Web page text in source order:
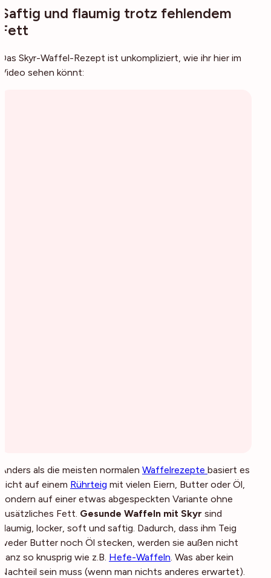
Saftig und flaumig trotz fehlendem
Fett
Das Skyr-Waffel-Rezept ist unkompliziert, wie ihr hier im
Video sehen könnt:
Anders als die meisten normalen Waffelrezepte basiert es
nicht auf einem Rührteig mit vielen Eiern, Butter oder Öl,
sondern auf einer etwas abgespeckten Variante ohne
zusätzliches Fett. Gesunde Waffeln mit Skyr sind
flaumig, locker, soft und saftig. Dadurch, dass ihm Teig
weder Butter noch Öl stecken, werden sie außen nicht
ganz so knusprig wie z.B. Hefe-Waffeln. Was aber kein
Nachteil sein muss (wenn man nichts anderes erwartet).